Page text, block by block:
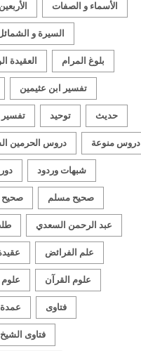
الأسماء و الصفات
السيرة و
العقيدة بلوغ المرام
تفسير ابن عثيمين
تفسير توحيد حديث
دروس الحرمين دروس منوعة
شبهات وردود
صحيح صحيح مسلم
عبد الرحمن السعدي
علم الفرائض
علوم القرآن
عمدة فتاوى
فتاوى